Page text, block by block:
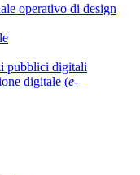
operativo di design
pubblici digitali
digitale (e-